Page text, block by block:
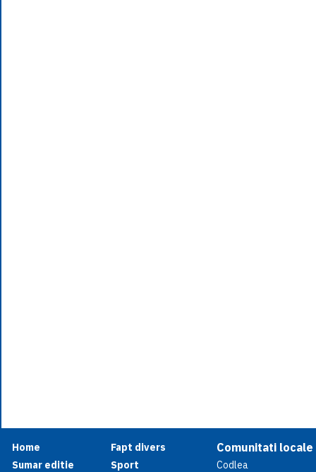
Home
Sumar editie
Fapt divers
Sport
Comunitati locale
Codlea